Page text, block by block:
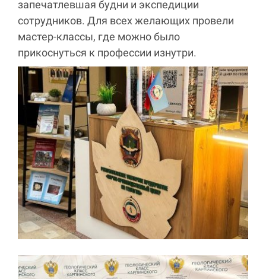
запечатлевшая будни и экспедиции
сотрудников. Для всех желающих провели
мастер-классы, где можно было
прикоснуться к профессии изнутри.